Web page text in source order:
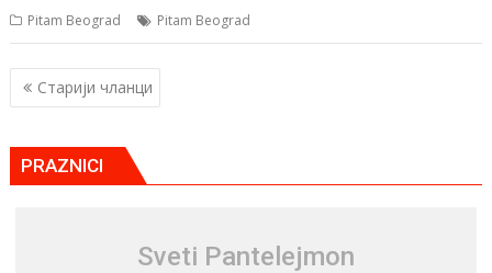
Pitam Beograd Pitam Beograd
Кретање
чланака
Старији чланци
PRAZNICI
Sveti Pantelejmon